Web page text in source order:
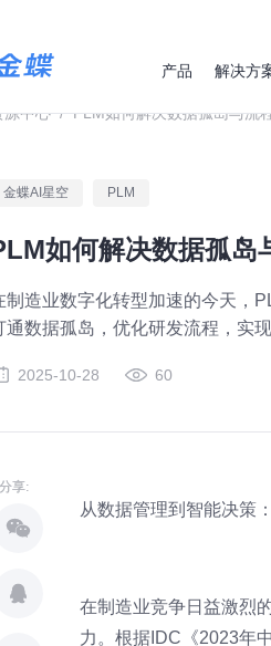
产品 解决方
源中心 / PLM如何解决数据孤岛与流
金蝶AI星空 PLM
如何解决数据孤岛
制造业数字化转型加速的今天，
通数据孤岛，优化研发流程，实
2025-10-28 60
分享:
从数据管理到智能决策：
在制造业竞争日益激烈
力。根据IDC《2023年